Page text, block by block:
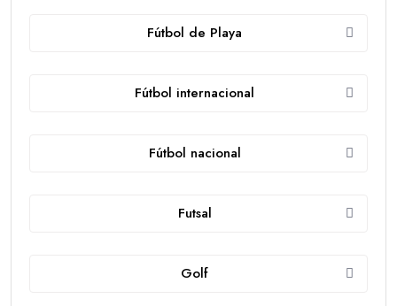
Fútbol de Playa
Fútbol internacional
Fútbol nacional
Futsal
Golf